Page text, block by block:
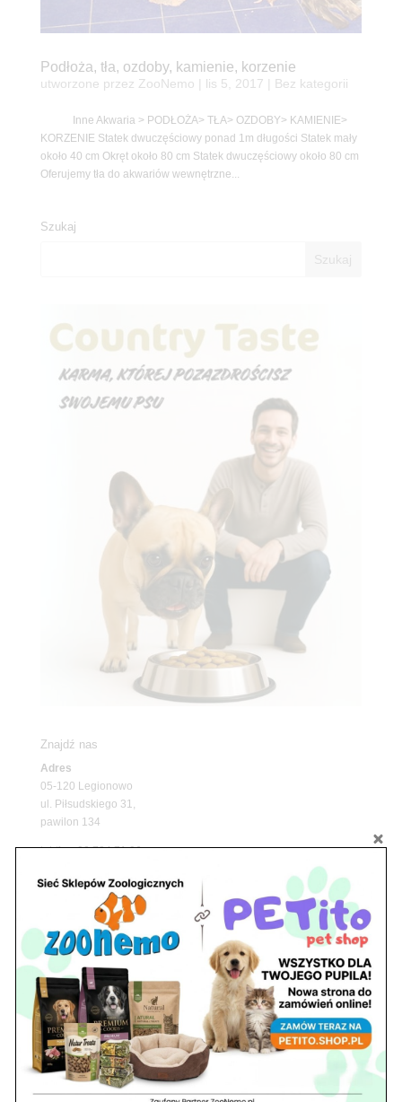
Podłoża, tła, ozdoby, kamienie, korzenie
utworzone przez ZooNemo lis 5, 2017 | Bez kategorii
Inne Akwaria > PODŁOŻA> TŁA> OZDOBY> KAMIENIE>
KORZENIE Statek dwuczęściowy ponad 1m długości Statek mały
około 40 cm Okręt około 80 cm Statek dwuczęściowy około 80 cm
Oferujemy tła do akwariów wewnętrzne...
Szukaj
Znajdź nas
Adres
05-120 Legionowo
ul. Piłsudskiego 31,
pawilon 134
tel./fax. 22 784 71 96
Godziny pracy
pon. – piąt. 10.00 – 19.00
sob. 10.00 – 15.00
niedz. zamknięte
Adres
05-100 Nowy Dwór Mazowiecki
ul. Leśna 2
tel. 503 900 215
Godziny pracy
pon. – piąt. 10.00 – 19.00